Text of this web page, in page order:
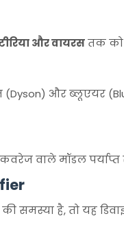
और वायरसतक को
(Dyson) और ब्लूएयर
वाले मॉडल पर्याप्त
की समस्या है, तो यह